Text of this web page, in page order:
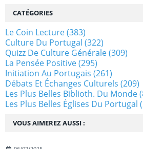
VOUS AIMEREZ AUSSI :
CATÉGORIES
Le Coin Lecture(383)
Culture Du Portugal (322)
Quizz De Culture Générale(309)
La Pensée Positive(295)
Initiation Au Portugais (261)
Débats Et Échanges Culturels (209)
Les Plus Belles Biblioth. Du Monde
Les Plus Belles Églises Du Portugal